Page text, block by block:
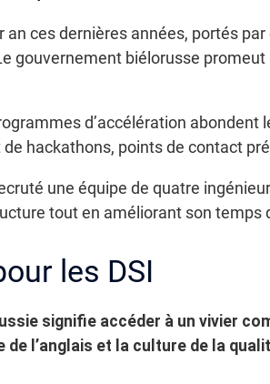
ces dernières années, portés
gouvernement biélorusse promeut
d’accélération
hackathons, points de contact
une équipe de quatre
tout en améliorant son temps
les DSI
signifie accéder à un vivier
de l’anglais et la culture de la